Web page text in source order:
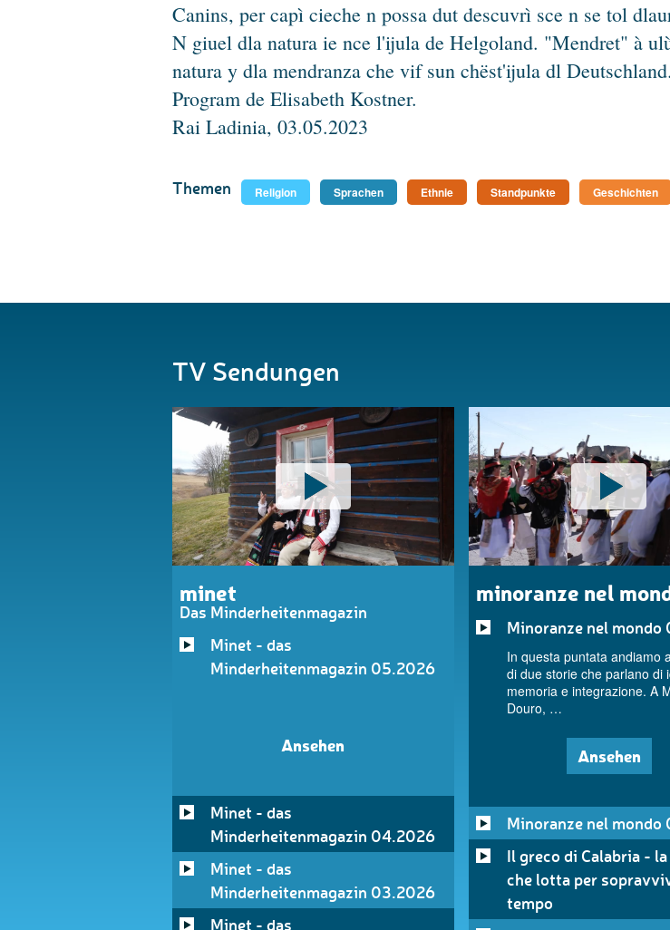
Canins, per capì cieche n possa dut descuvrì sce n se tol
N giuel dla natura ie nce l'ijula de Helgoland. "Mendret" à
natura y dla mendranza che vif sun chëst'ijula dl Deutschland.
Program de Elisabeth Kostner.
Rai Ladinia, 03.05.2023
Themen Religion Sprachen Ethnie Standpunkte Geschichten
TV Sendungen
minet
Das Minderheitenmagazin
Minet - das
Minderheitenmagazin 05.2026
Ansehen
Minet - das
Minderheitenmagazin 04.2026
Minet - das
Minderheitenmagazin 03.2026
Minet - das
minoranze nel
Minoranze nel
In questa puntata andiamo
di due storie che parlano di
memoria e integrazione. A
Douro, …
Ansehen
Minoranze nel mondo
Il greco di Calabria -
che lotta per
tempo